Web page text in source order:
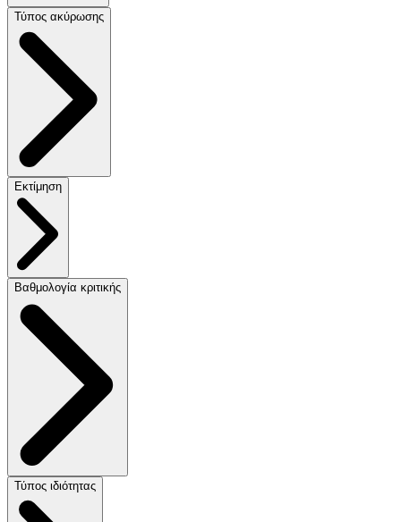
Τύπος ακύρωσης
Εκτίμηση
Βαθμολογία κριτικής
Τύπος ιδιότητας